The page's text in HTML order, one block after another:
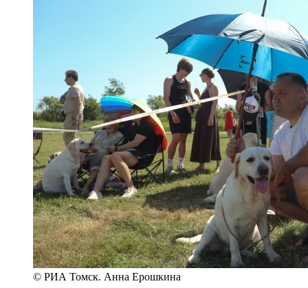
© РИА Томск. Анна Ерошкина